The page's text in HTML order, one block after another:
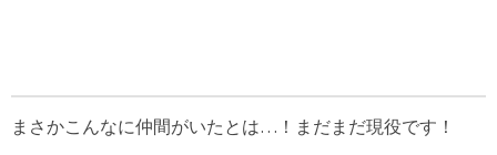
まさかこんなに仲間がいたとは…！まだまだ現役です！